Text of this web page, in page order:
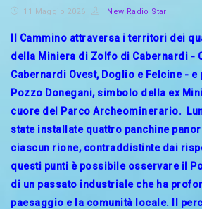
11 Maggio 2026 New Radio Star
Il Cammino attraversa i territori dei
della Miniera di Zolfo di Cabernardi -
Cabernardi Ovest, Doglio e Felcine - e
Pozzo Donegani, simbolo della ex
cuore del Parco Archeominerario.
state installate quattro panchine
ciascun rione, contraddistinte dai
questi punti è possibile osservare il
di un passato industriale che ha
paesaggio e la comunità locale. Il